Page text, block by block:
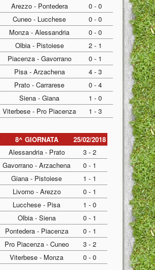
Arezzo - Pontedera
0 - 0
Cuneo - Lucchese
0 - 0
Monza - Alessandria
0 - 0
Olbia - Pistoiese
2 - 1
Piacenza - Gavorrano
0 - 1
Pisa - Arzachena
4 - 3
Prato - Carrarese
0 - 4
Siena - Giana
1 - 0
Viterbese - Pro Piacenza 1 - 3
8^ GIORNATA
25/02/2018
Alessandria - Prato
3 - 2
Gavorrano - Arzachena
0 - 1
Giana - Pistoiese
1 - 1
Livorno - Arezzo
0 - 1
Lucchese - Pisa
1 - 0
Olbia - Siena
0 - 1
Pontedera - Piacenza
0 - 1
Pro Piacenza - Cuneo
3 - 2
Viterbese - Monza 0 - 0